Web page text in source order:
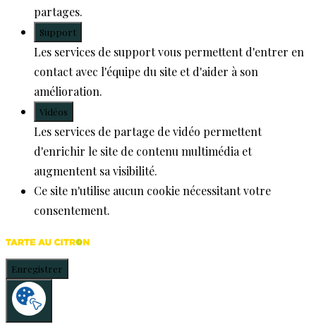
partages.
Support
Les services de support vous permettent d'entrer en
contact avec l'équipe du site et d'aider à son
amélioration.
Vidéos
Les services de partage de vidéo permettent
d'enrichir le site de contenu multimédia et
augmentent sa visibilité.
Ce site n'utilise aucun cookie nécessitant votre
consentement.
Enregistrer